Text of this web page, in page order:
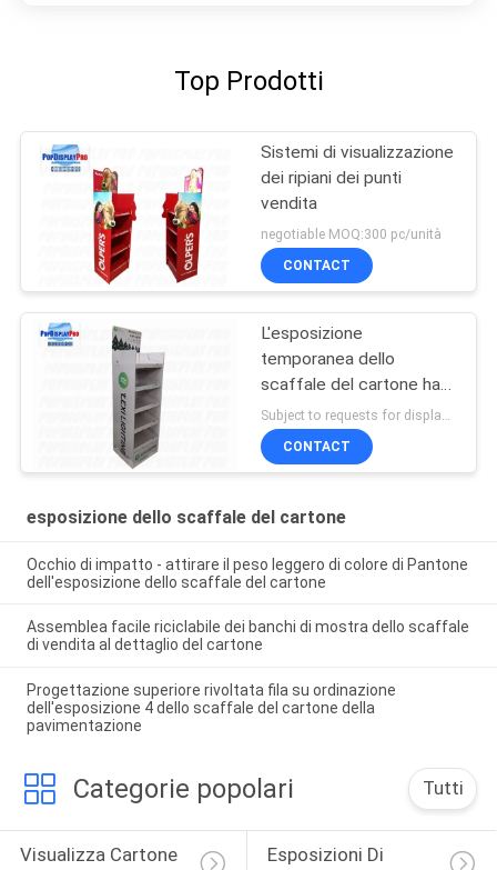
Top Prodotti
Sistemi di visualizzazione
dei ripiani dei punti
vendita
negotiable MOQ:300 pc/unità
CONTACT
L'esposizione
temporanea dello
scaffale del cartone ha
condotto la stampa
CMYK/4C delle luci per le
feste
CONTACT
esposizione dello scaffale del cartone
Occhio di impatto - attirare il peso leggero di colore di Pantone
dell'esposizione dello scaffale del cartone
Assemblea facile riciclabile dei banchi di mostra dello scaffale
di vendita al dettaglio del cartone
Progettazione superiore rivoltata fila su ordinazione
dell'esposizione 4 dello scaffale del cartone della
pavimentazione
Categorie popolari Tutti
Visualizza Cartone
Esposizioni Di